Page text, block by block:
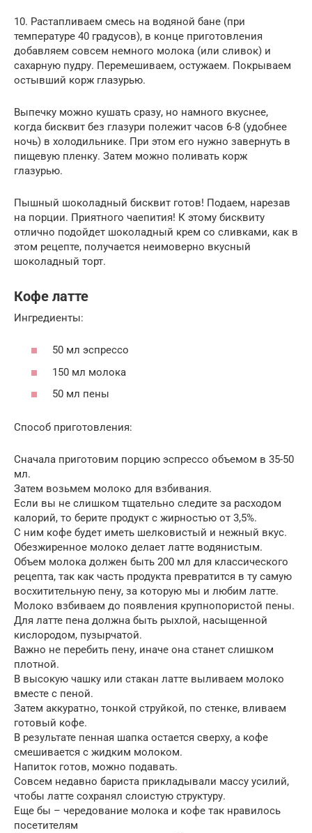
10. Растапливаем смесь на водяной бане (при
температуре 40 градусов), в конце приготовления
добавляем совсем немного молока (или сливок) и
сахарную пудру. Перемешиваем, остужаем. Покрываем
остывший корж глазурью.
Выпечку можно кушать сразу, но намного вкуснее,
когда бисквит без глазури полежит часов 6-8 (удобнее
ночь) в холодильнике. При этом его нужно завернуть в
пищевую пленку. Затем можно поливать корж
глазурью.
Пышный шоколадный бисквит готов! Подаем, нарезав
на порции. Приятного чаепития! К этому бисквиту
отлично подойдет шоколадный крем со сливками, как в
этом рецепте, получается неимоверно вкусный
шоколадный торт.
Кофе латте
Ингредиенты:
50 мл эспрессо
150 мл молока
50 мл пены
Способ приготовления:
Сначала приготовим порцию эспрессо объемом в 35-50
мл.
Затем возьмем молоко для взбивания.
Если вы не слишком тщательно следите за расходом
калорий, то берите продукт с жирностью от 3,5%.
С ним кофе будет иметь шелковистый и нежный вкус.
Обезжиренное молоко делает латте водянистым.
Объем молока должен быть 200 мл для классического
рецепта, так как часть продукта превратится в ту самую
восхитительную пену, за которую мы и любим латте.
Молоко взбиваем до появления крупнопористой пены.
Для латте пена должна быть рыхлой, насыщенной
кислородом, пузырчатой.
Важно не перебить пену, иначе она станет слишком
плотной.
В высокую чашку или стакан латте выливаем молоко
вместе с пеной.
Затем аккуратно, тонкой струйкой, по стенке, вливаем
готовый кофе.
В результате пенная шапка остается сверху, а кофе
смешивается с жидким молоком.
Напиток готов, можно подавать.
Совсем недавно бариста прикладывали массу усилий,
чтобы латте сохранял слоистую структуру.
Еще бы – чередование молока и кофе так нравилось
посетителям